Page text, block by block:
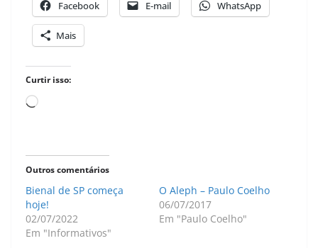
Facebook E-mail WhatsApp
Mais
Curtir isso:
Carregando...
Outros comentários
Bienal de SP começa
hoje!
02/07/2022
Em "Informativos"
O Aleph – Paulo Coelho
06/07/2017
Em "Paulo Coelho"